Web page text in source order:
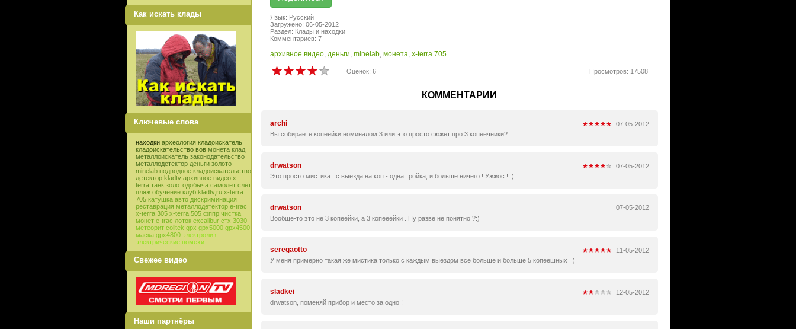
Как искать клады
Ключевые слова
находки археология кладоискатель
кладоискательство вов монета клад
металлоискатель законодательство
металлодетектор деньги золото
minelab подводное кладоискательство
детектор kladtv архивное видео x-
terra танк золотодобыча самолет слет
пляж обучение клуб kladtv,ru x-terra
705 катушка авто дискриминация
реставрация металлодетектор e-trac
x-terra 305 x-terra 505 фппр чистка
монет e-trac лоток excalibur стх 3030
метеорит coiltek gpx gpx5000 gpx4500
маска gpx4800 электролиз
электрические помехи
Свежее видео
Наши партнёры
Язык: Русский
Загружено: 06-05-2012
Раздел: Клады и находки
Комментариев: 7
архивное видео, деньги, minelab, монета, x-terra 705
Оценок: 6 Просмотров: 17508
КОММЕНТАРИИ
archi
07-05-2012
Вы собираете копеейки номиналом 3 или это просто сюжет про 3 копеечники?
drwatson
07-05-2012
Это просто мистика : с выезда на коп - одна тройка, и больше ничего ! Ужжос ! :)
drwatson
07-05-2012
Вообще-то это не 3 копеейки, а 3 копееейки . Ну разве не понятно ?:)
seregaotto
11-05-2012
У меня примерно такая же мистика только с каждым выездом все больше и больше 5 копеешных =)
sladkei
12-05-2012
drwatson, поменяй прибор и место за одно !